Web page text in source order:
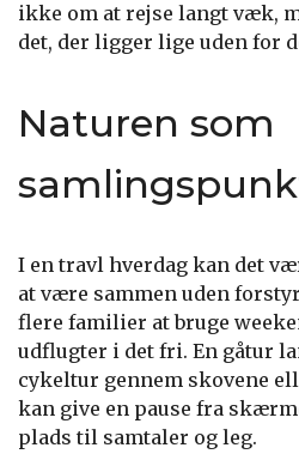
ikke om at rejse langt væk,
det, der ligger lige uden for
Naturen som
I en travl hverdag kan det
at være sammen uden
flere familier at bruge
udflugter i det fri. En gåtur
cykeltur gennem skovene
kan give en pause fra
plads til samtaler og leg.